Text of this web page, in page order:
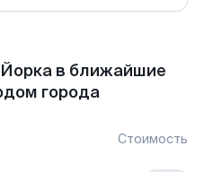
в ближайшие
города
Стоимость